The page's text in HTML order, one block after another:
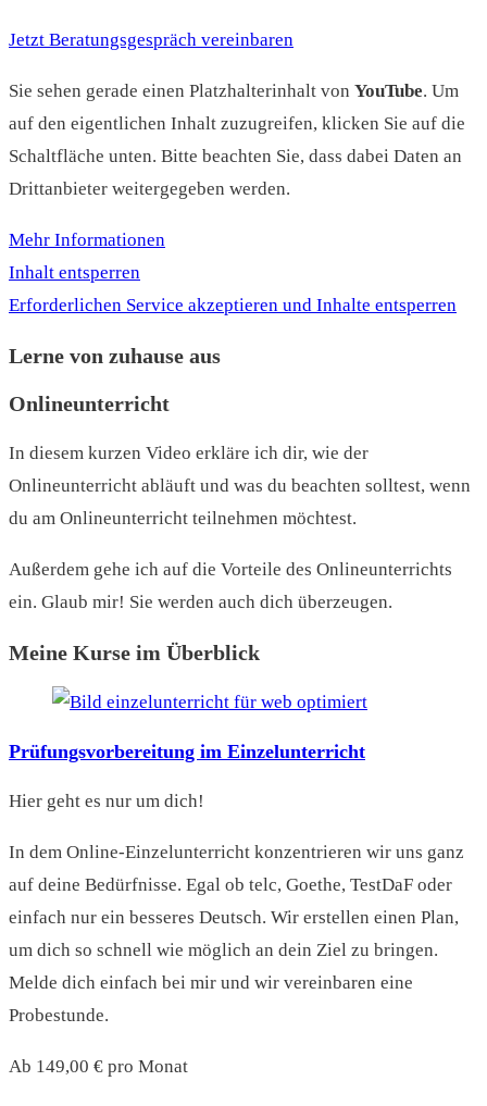
Jetzt Beratungsgespräch vereinbaren
Sie sehen gerade einen Platzhalterinhalt von YouTube. Um
auf den eigentlichen Inhalt zuzugreifen, klicken Sie auf die
Schaltfläche unten. Bitte beachten Sie, dass dabei Daten an
Drittanbieter weitergegeben werden.
Mehr Informationen
Inhalt entsperren
Erforderlichen Service akzeptieren und Inhalte entsperren
Lerne von zuhause aus
Onlineunterricht
In diesem kurzen Video erkläre ich dir, wie der
Onlineunterricht abläuft und was du beachten solltest, wenn
du am Onlineunterricht teilnehmen möchtest.
Außerdem gehe ich auf die Vorteile des Onlineunterrichts
ein. Glaub mir! Sie werden auch dich überzeugen.
Meine Kurse im Überblick
Prüfungsvorbereitung im Einzelunterricht
Hier geht es nur um dich!
In dem Online-Einzelunterricht konzentrieren wir uns ganz
auf deine Bedürfnisse. Egal ob telc, Goethe, TestDaF oder
einfach nur ein besseres Deutsch. Wir erstellen einen Plan,
um dich so schnell wie möglich an dein Ziel zu bringen.
Melde dich einfach bei mir und wir vereinbaren eine
Probestunde.
Ab 149,00 € pro Monat